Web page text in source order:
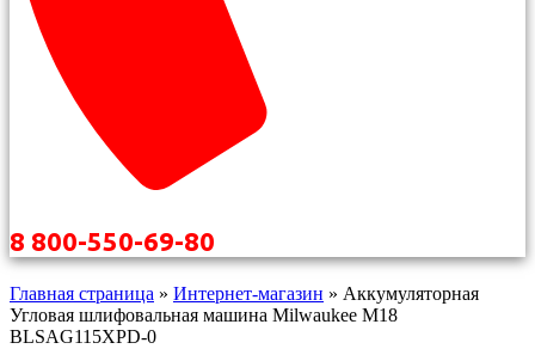
8 800-550-69-80
Главная страница » Интернет-магазин » Аккумуляторная
Угловая шлифовальная машина Milwaukee M18
BLSAG115XPD-0